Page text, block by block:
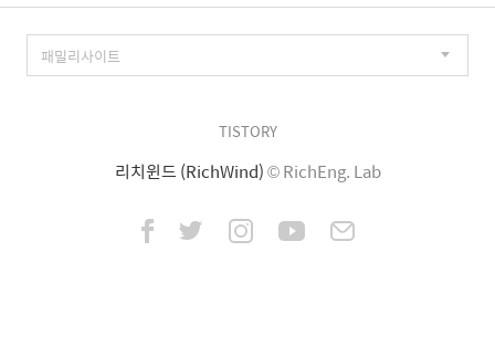
TISTORY
리치윈드 (RichWind)© RichEng. Lab